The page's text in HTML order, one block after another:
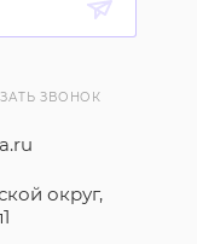
ЗВОНОК
округ,